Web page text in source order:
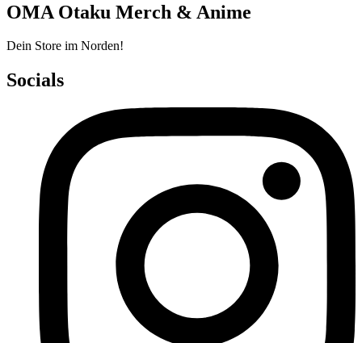
OMA Otaku Merch & Anime
Dein Store im Norden!
Socials